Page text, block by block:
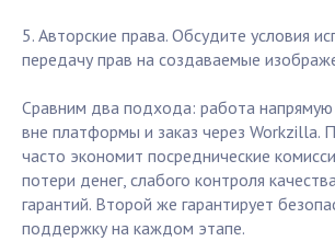
5. Авторские права. Обсудите условия
передачу прав на создаваемые
Сравним два подхода: работа
вне платформы и заказ через Workzilla.
часто экономит посреднические
потери денег, слабого контроля
гарантий. Второй же гарантирует
поддержку на каждом этапе.